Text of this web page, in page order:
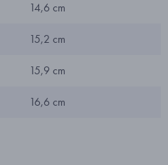
14,6 cm
15,2 cm
15,9 cm
16,6 cm